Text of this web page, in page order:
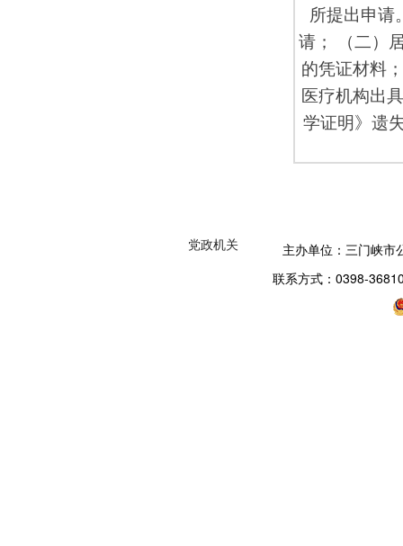
所提出申请
请； （二）
的凭证材料
医疗机构出
学证明》遗
党政机关
主办单位：三门峡
联系方式：0398-